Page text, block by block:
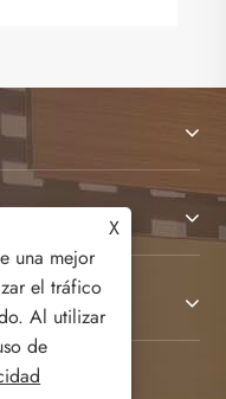
X
una mejor
el tráfico
Al utilizar
de